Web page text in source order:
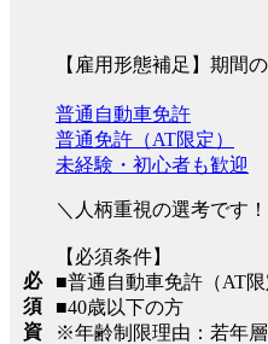
【雇用形態補足】期間
必
須
資
普通自動車免許
普通免許（AT限定）
未経験・初心者も歓迎
＼人柄重視の選考です
【必須条件】
■普通自動車免許（AT
■40歳以下の方
※年齢制限理由：若年